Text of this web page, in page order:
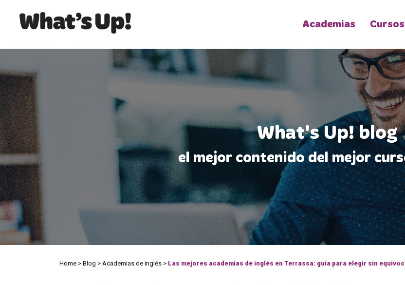
Academias Cursos
What's Up! blog
el mejor contenido del mejor
Home > Blog > Academias de inglés > Las mejores academias de inglés en Terrassa: guía para elegir sin